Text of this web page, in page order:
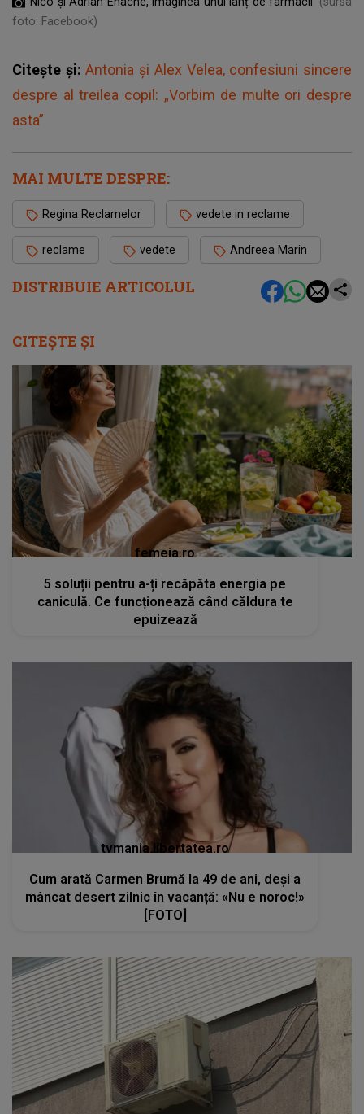
DISTRIBUIE ARTICOLUL
foto: Facebook)
Citește și:Antonia și Alex Velea, confesiuni sincere
despre al treilea copil: „Vorbim de multe ori despre
asta”
MAI MULTE DESPRE:
Regina Reclamelor vedete in reclame
reclame vedete Andreea Marin
CITEȘTE ȘI
femeia.ro
5 soluții pentru a-ți recăpăta energia pe
caniculă. Ce funcționează când căldura te
epuizează
tvmania.libertatea.ro
Cum arată Carmen Brumă la 49 de ani, deși a
mâncat desert zilnic în vacanță: «Nu e noroc!»
[FOTO]